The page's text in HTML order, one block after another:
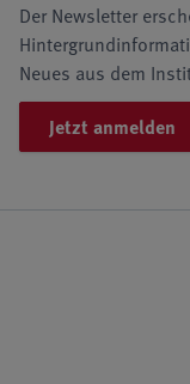
Der Newsletter
Neues aus dem
Jetzt anmelden